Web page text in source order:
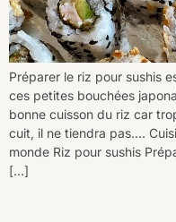
Préparer le riz pour sushis
ces petites bouchées
bonne cuisson du riz car
cuit, il ne tiendra pas….
monde Riz pour sushis
[…]